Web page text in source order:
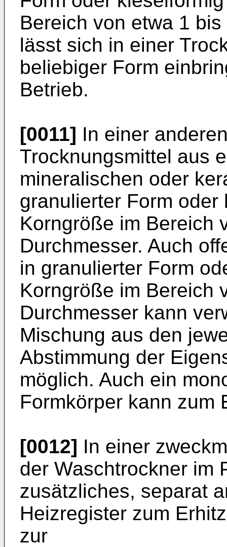
Bereich von etwa 1
lässt sich in einer
beliebiger Form
Betrieb.
[0011] In einer
Trocknungsmittel aus
mineralischen oder
granulierter Form
Korngröße im Bereich
Durchmesser. Auch
in granulierter Form
Korngröße im Bereich
Durchmesser kann
Mischung aus den
Abstimmung der
möglich. Auch ein
Formkörper kann zum
[0012] In einer
der Waschtrockner im
zusätzliches, separat
Heizregister zum
zur